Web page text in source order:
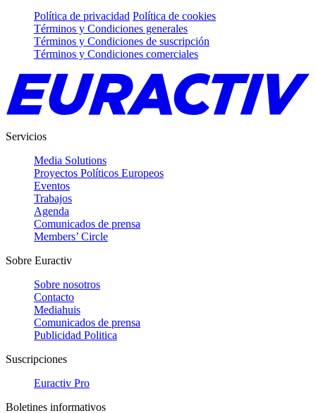
Política de privacidad Política de cookies
Términos y Condiciones generales
Términos y Condiciones de suscripción
Términos y Condiciones comerciales
Servicios
Media Solutions
Proyectos Políticos Europeos
Eventos
Trabajos
Agenda
Comunicados de prensa
Members’ Circle
Sobre Euractiv
Sobre nosotros
Contacto
Mediahuis
Comunicados de prensa
Publicidad Politica
Suscripciones
Euractiv Pro
Boletines informativos